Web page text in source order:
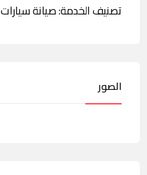
تصنيف الخدمة: صيانة سيارات
الصور